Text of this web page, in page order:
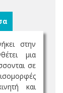
στην
μια
σε
και